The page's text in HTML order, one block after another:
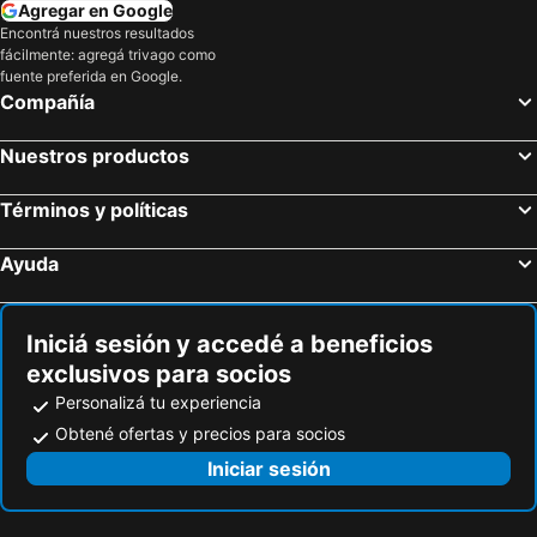
Infinity Hotel
EcoHub Hotel Medellin
Hotel Gran Imperio
Teva Glamping & Retreat
Aldea Pablo VI
Parque de los Aborígenes
Urrao Airport
Catedral de Nuestra Señora de la Pobreza
Iglesia de la Inmaculada Concepción
Zoológico Matecaña
La Avanzada
Agregar en Google
Encontrá nuestros resultados
fácilmente: agregá trivago como
fuente preferida en Google.
Compañía
Nuestros productos
Términos y políticas
Ayuda
Iniciá sesión y accedé a beneficios
exclusivos para socios
Personalizá tu experiencia
Obtené ofertas y precios para socios
Iniciar sesión